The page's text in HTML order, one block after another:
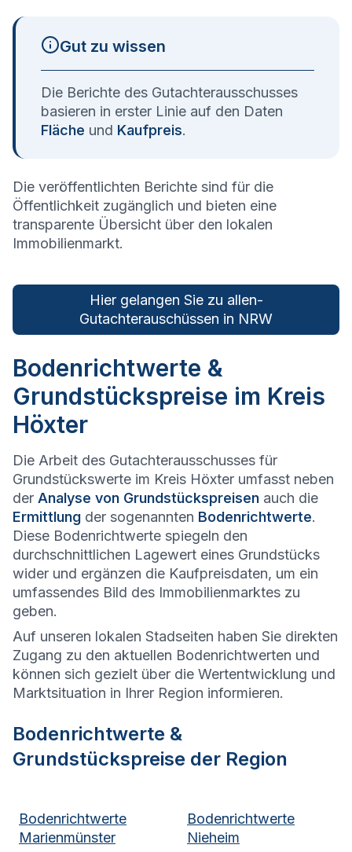
Gut zu wissen
Die Berichte des Gutachterausschusses
basieren in erster Linie auf den Daten
Fläche und Kaufpreis.
Die veröffentlichten Berichte sind für die
Öffentlichkeit zugänglich und bieten eine
transparente Übersicht über den lokalen
Immobilienmarkt.
Hier gelangen Sie zu allen­
Gutachterauschüssen in NRW
Bodenrichtwerte &
Grundstückspreise im Kreis
Höxter
Die Arbeit des Gutachterausschusses für
Grundstückswerte im Kreis Höxter umfasst neben
der Analyse von Grundstückspreisen auch die
Ermittlung der sogenannten Bodenrichtwerte.
Diese Bodenrichtwerte spiegeln den
durchschnittlichen Lagewert eines Grundstücks
wider und ergänzen die Kaufpreisdaten, um ein
umfassendes Bild des Immobilienmarktes zu
geben.
Auf unseren lokalen Stadseiten haben Sie direkten
Zugang zu den aktuellen Bodenrichtwerten und
können sich gezielt über die Wertentwicklung und
Marktsituation in Ihrer Region informieren.
Bodenrichtwerte &
Grundstückspreise der Region
Bodenrichtwerte
Marienmünster
Bodenrichtwerte
Nieheim